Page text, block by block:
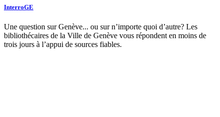
InterroGE
Une question sur Genève... ou sur n’importe quoi d’autre? Les
bibliothécaires de la Ville de Genève vous répondent en moins de
trois jours à l’appui de sources fiables.